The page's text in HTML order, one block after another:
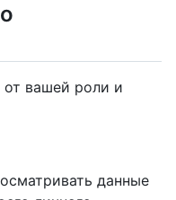
от вашей роли и
данные